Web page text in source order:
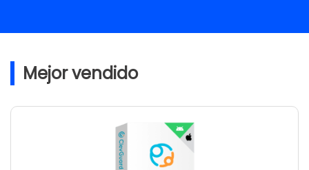
Mejor vendido